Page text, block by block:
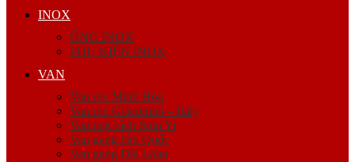
INOX
ỐNG INOX
PHỤ KIỆN INOX
VAN
Van ren Minh Hòa
Van ren Giacomini – Italy
Van mặt bích Shin Yi
Van gang hàn Quốc
Van gang Đài Loan